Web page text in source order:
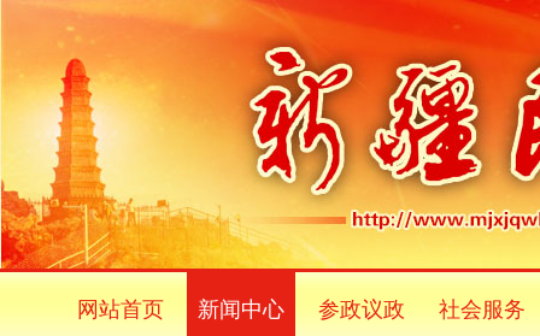
网站首页 新闻中心 参政议政 社会服务